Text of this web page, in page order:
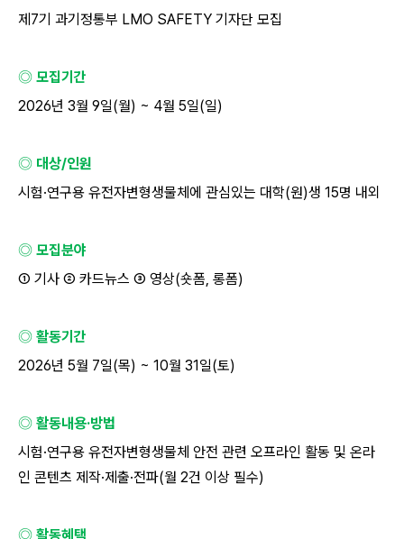
제7기 과기정통부 LMO SAFETY 기자단 모집
◎ 모집기간
2026년 3월 9일(월) ~ 4월 5일(일)
◎ 대상/인원
시험·연구용 유전자변형생물체에 관심있는 대학(원)생 15명 내외
◎ 모집분야
① 기사 ② 카드뉴스 ③ 영상(숏폼, 롱폼)
◎ 활동기간
2026년 5월 7일(목) ~ 10월 31일(토)
◎ 활동내용·방법
시험·연구용 유전자변형생물체 안전 관련 오프라인 활동 및 온라
인 콘텐츠 제작·제출·전파(월 2건 이상 필수)
◎ 활동혜택